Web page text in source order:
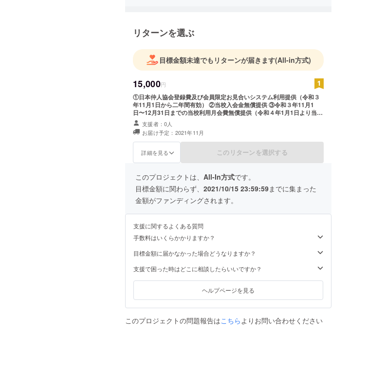
リターンを選ぶ
目標金額未達でもリターンが届きます(All-in方式)
15,000円
①日本仲人協会登録費及び会員限定お見合いシステム利用提供（令和３
年11月1日から二年間有効） ②当校入会金無償提供 ③令和３年11月1
日〜12月31日までの当校利用月会費無償提供（令和４年1月1日より当校
規定料金が発生します） ④成婚料無償提供 ※①日本仲人協会登録費及び
会員限定お見合いシステム利用とは、日本仲人協会会員限定のお見合い
システムのことで、条件に該当する会員の写真付きのプロフィールが表
示され、気に入った方がいらっしゃいましたら、お見合いをお申し込み
いただけます。お相手からOKが出ましたら、お見合いが成立となりま
校が提供するオンラインサロン参加やコミュニケーションスキル講座や
服装スタイリング講座や講師によるお見合いセッティングを示します。
また月会費制を取っておりますので、途中退会も可能です。 ※④成婚料
とは、支援者の方が成婚した場合、当校にお支払いする料金となりま
す。 ※協会及び当校利用条件 ☆ 本人確認の提示(運転免許証又はマイナン
バーカード)自営業・会社役員の男性は所得証明書も必要 ☆ 満20歳以上
の現在独身の方で，結婚に前向きである事 ☆ 結婚生活を営める健康且つ
定職(男性のみ)のある方 ※定年後は無職も可 ※途中で当校が新サービス提
供した場合、もしそのサービスを利用する場合は、別途利用料金が発生
支援者：0人
お届け予定：2021年11月
詳細を見る このリターンを選択する
このプロジェクトは、 All-In方式です。
目標金額に関わらず、 2021/10/15 23:59:59までに集まった
金額がファンディングされます。
支援に関するよくある質問
手数料はいくらかかりますか？
目標金額に届かなかった場合どうなりますか？
支援で困った時はどこに相談したらいいですか？
ヘルプページを見る
このプロジェクトの問題報告はこちらよりお問い合わせください